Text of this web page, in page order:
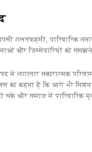
गलतफहमी, पारिवारिक
और जिम्मेदारियों को
में लगातार सकारात्मक
का कहना है कि आगे भी
हो सके और समाज में पारिवारिक